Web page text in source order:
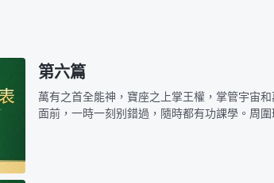
第六篇
萬有之首全能神，寶座之上掌王權，掌管宇宙
面前，一時一刻别錯過，隨時都有功課學。周